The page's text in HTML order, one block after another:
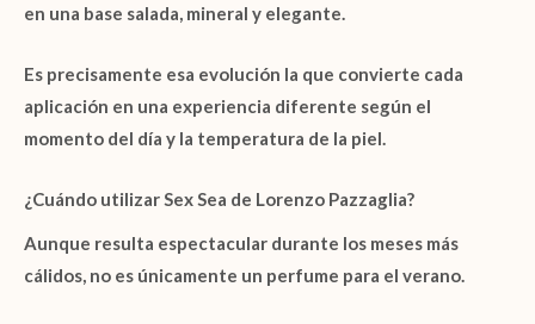
en una base salada, mineral y elegante.
Es precisamente esa evolución la que convierte cada
aplicación en una experiencia diferente según el
momento del día y la temperatura de la piel.
¿Cuándo utilizar Sex Sea de Lorenzo Pazzaglia?
Aunque resulta espectacular durante los meses más
cálidos, no es únicamente un perfume para el verano.